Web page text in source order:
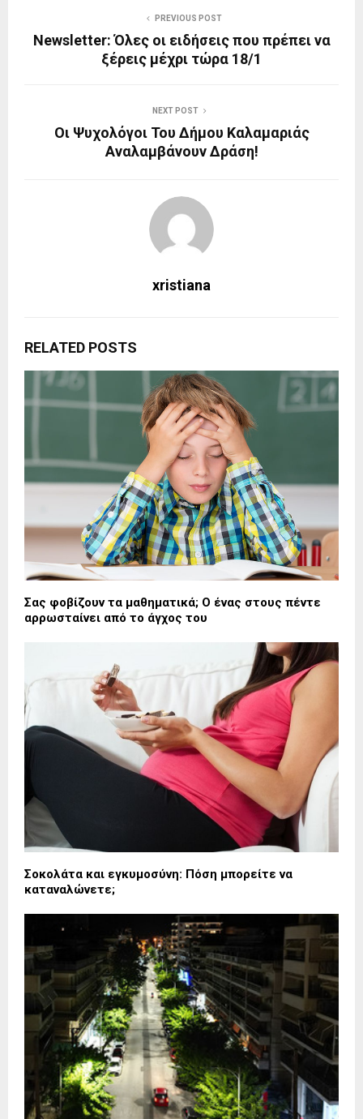
PREVIOUS POST
Newsletter: Όλες οι ειδήσεις που πρέπει να
ξέρεις μέχρι τώρα 18/1
NEXT POST
Οι Ψυχολόγοι Του Δήμου Καλαμαριάς
Αναλαμβάνουν Δράση!
xristiana
RELATED POSTS
Σας φοβίζουν τα μαθηματικά; Ο ένας στους πέντε
αρρωσταίνει από το άγχος του
Σοκολάτα και εγκυμοσύνη: Πόση μπορείτε να
καταναλώνετε;